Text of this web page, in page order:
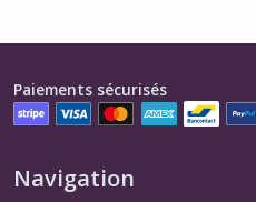
Paiements sécurisés
Navigation